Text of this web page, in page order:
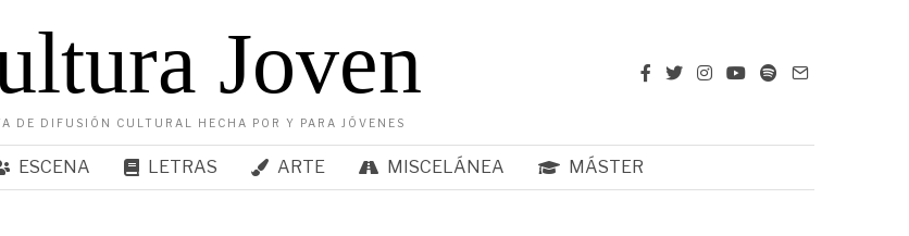
Joven
DE DIFUSIÓN CULTURAL HECHA POR Y PARA JÓVENES
ESCENA LETRAS ARTE MISCELÁNEA MÁSTER